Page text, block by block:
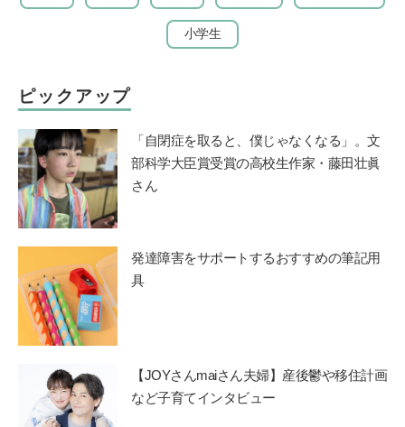
小学生
ピックアップ
「自閉症を取ると、僕じゃなくなる」。文
部科学大臣賞受賞の高校生作家・藤田壮眞
さん
発達障害をサポートするおすすめの筆記用
具
【JOYさんmaiさん夫婦】産後鬱や移住計画
など子育てインタビュー